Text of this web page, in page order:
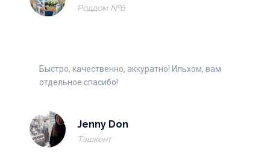
Роддом №6
Быстро, качественно, аккуратно! Ильхом, вам
отдельное спасибо!
Jenny Don
Ташкент